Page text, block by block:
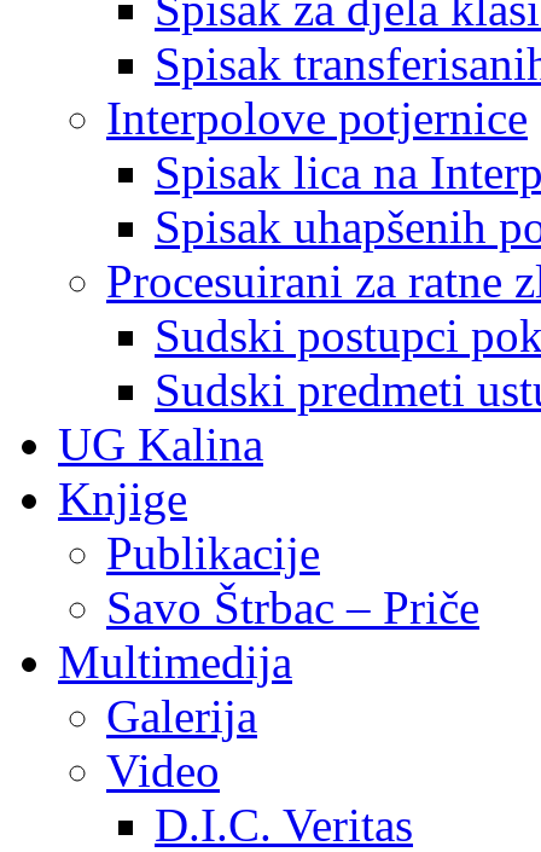
Spisak
Interpolove potjernice
Spisak lica na
Spisak uhapšenih
Procesuirani za ratne
Sudski postupci
Sudski predmeti
UG Kalina
Knjige
Publikacije
Savo Štrbac – Priče
Multimedija
Galerija
Video
D.I.C. Veritas